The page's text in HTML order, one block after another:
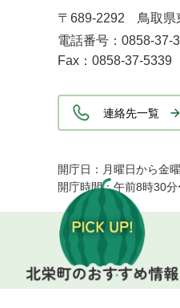
〒689-2292 鳥取県
電話番号：0858-37-
Fax：0858-37-5339
連絡先一覧
開庁日：月曜日から金
開庁時間：午前8時30